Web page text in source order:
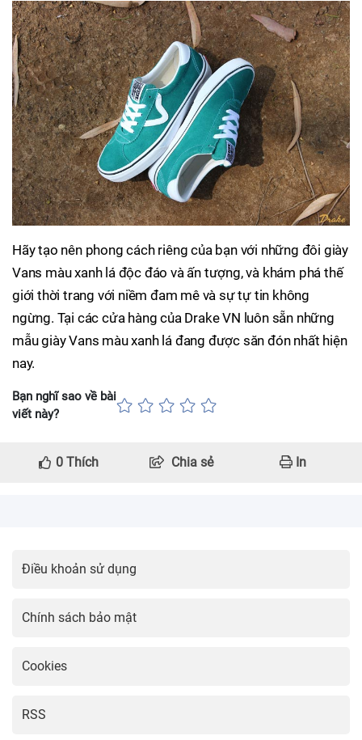
Hãy tạo nên phong cách riêng của bạn với những đôi giày
Vans màu xanh lá độc đáo và ấn tượng, và khám phá thế
giới thời trang với niềm đam mê và sự tự tin không
ngừng. Tại các cửa hàng của Drake VN luôn sẵn những
mẫu giày Vans màu xanh lá đang được săn đón nhất hiện
nay.
Bạn nghĩ sao về bài
viết này?
0 Thích Chia sẻ In
Điều khoản sử dụng
Chính sách bảo mật
Cookies
RSS